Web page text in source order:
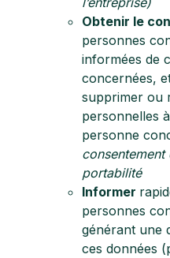
Obtenir le
personnes
informées de
concernées,
supprimer ou
personnelles
personne
consentement
portabilité
Informer
personnes
générant une
ces données